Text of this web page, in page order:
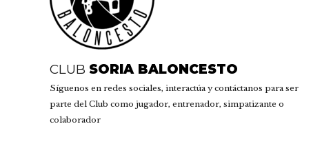
CLUB SORIA BALONCESTO
Síguenos en redes sociales, interactúa y contáctanos para ser
parte del Club como jugador, entrenador, simpatizante o
colaborador